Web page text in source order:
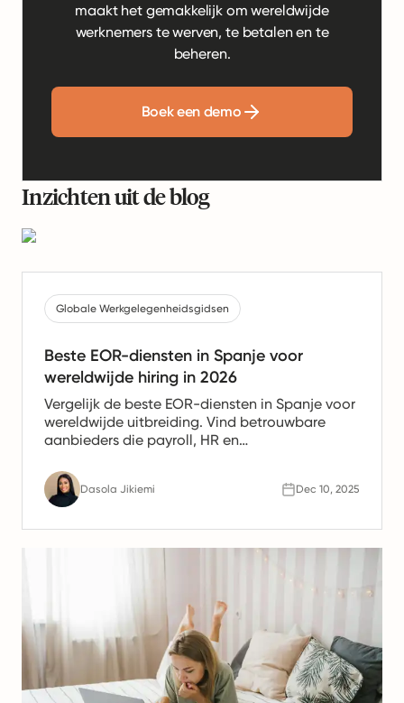
maakt het gemakkelijk om wereldwijde
werknemers te werven, te betalen en te
beheren.
Boek een demo
Inzichten uit de blog
Globale Werkgelegenheidsgidsen
Beste EOR-diensten in Spanje voor
wereldwijde hiring in 2026
Vergelijk de beste EOR-diensten in Spanje voor
wereldwijde uitbreiding. Vind betrouwbare
aanbieders die payroll, HR en
teams.
Dasola Jikiemi Dec 10, 2025